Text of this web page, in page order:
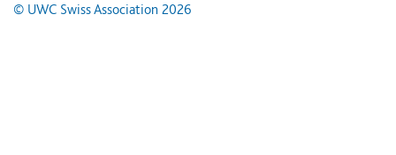
© UWC Swiss Association 2026